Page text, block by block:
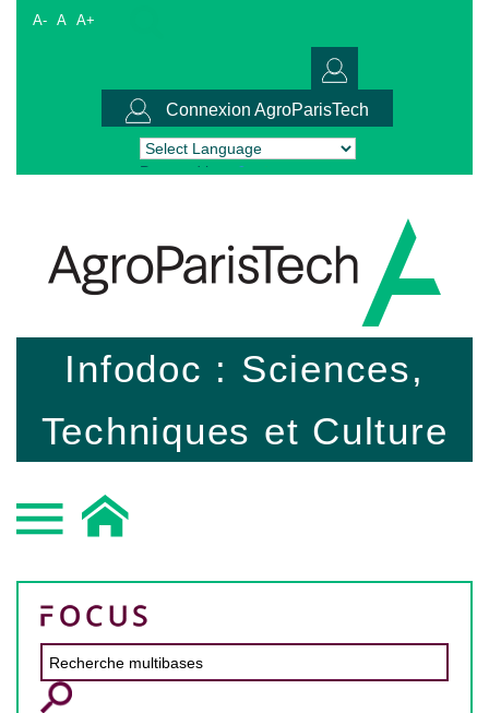
A- A A+
Connexion AgroParisTech
Powered by Translate
Infodoc : Sciences,
Techniques et Culture